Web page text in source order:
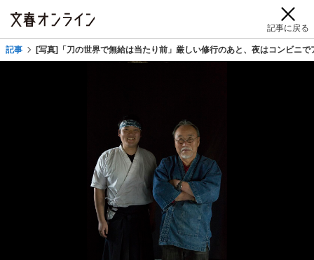
記事に戻る
記事 [写真]「刀の世界で無給は当たり前」厳しい修行のあと、夜はコンビニ